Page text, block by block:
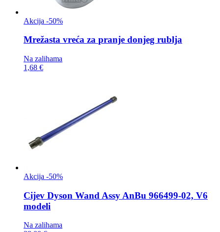
Akcija -50%
Mrežasta vreća za pranje donjeg rublja
Na zalihama
1,68 €
Akcija -50%
Cijev Dyson Wand Assy AnBu 966499-02, V6
modeli
Na zalihama